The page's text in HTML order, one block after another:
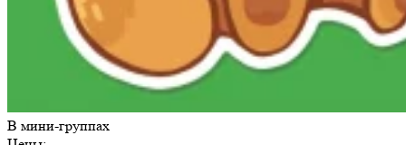
В мини-группах